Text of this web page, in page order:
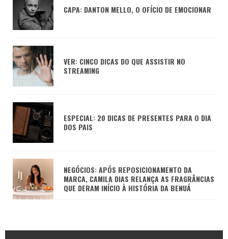
CAPA: DANTON MELLO, O OFÍCIO DE EMOCIONAR
VER: CINCO DICAS DO QUE ASSISTIR NO
STREAMING
ESPECIAL: 20 DICAS DE PRESENTES PARA O DIA
DOS PAIS
NEGÓCIOS: APÓS REPOSICIONAMENTO DA
MARCA, CAMILA DIAS RELANÇA AS FRAGRÂNCIAS
QUE DERAM INÍCIO À HISTÓRIA DA BENUÁ